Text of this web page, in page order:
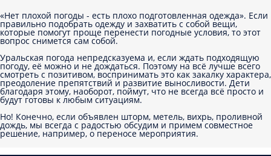
«Нет плохой погоды - есть плохо подготовленная одежда». Если
правильно подобрать одежду и захватить с собой вещи,
которые помогут проще перенести погодные условия, то этот
вопрос снимется сам собой.
Уральская погода непредсказуема и, если ждать подходящую
погоду, её можно и не дождаться. Поэтому на всё лучше всего
смотреть с позитивом, воспринимать это как закалку характера,
преодоление препятствий и развитие выносливости. Дети
благодаря этому, наоборот, поймут, что не всегда всё просто и
будут готовы к любым ситуациям.
Но! Конечно, если объявлен шторм, метель, вихрь, проливной
дождь, мы всегда с радостью обсудим и примем совместное
решение, например, о переносе мероприятия.